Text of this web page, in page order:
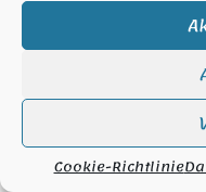
Cookie-Richtlinie